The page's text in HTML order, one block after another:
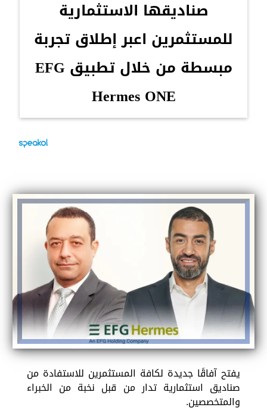
صناديقها الاستثمارية
للمستثمرين اعبر إطلاق تجربة
مبسطة من خلال تطبيق EFG
Hermes ONE
يفتح آفاقًا جديدة لكافة المستثمرين للاستفادة من
صناديق استثمارية تدار من قبل نخبة من الخبراء
والمتخصصين.